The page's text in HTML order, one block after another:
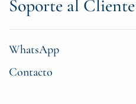
Soporte al Cliente
WhatsApp
Contacto